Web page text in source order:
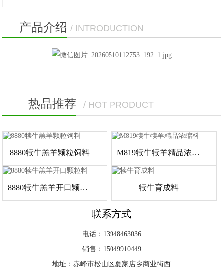
产品介绍 / INTRODUCTION
热品推荐 / HOT PRODUCT
8880犊牛羔羊颗粒饲料 M819犊牛犊羊精品浓缩料
8880犊牛羔羊开口颗粒料 犊牛育成料
联系方式
电话：13948463036
销售：15049910449
地址：赤峰市松山区夏家店乡商业街西